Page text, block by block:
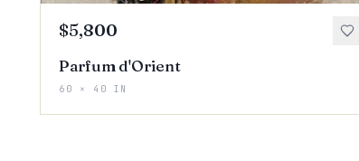
$5,800
Parfum d'Orient
60 × 40 IN